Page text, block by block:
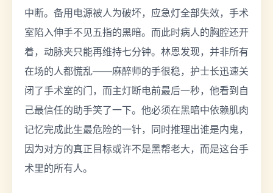
中断。备用电源被人为破坏，应急灯全部失效，手术
室陷入伸手不见五指的黑暗。而此时病人的胸腔还开
着，动脉夹只能再维持七分钟。林恩发现，并非所有
在场的人都慌乱——麻醉师的手很稳，护士长迅速关
闭了手术室的门，而主灯断电前最后一秒，他看到自
己最信任的助手笑了一下。他必须在黑暗中依赖肌肉
记忆完成此生最危险的一针，同时推理出谁是内鬼，
因为对方的真正目标或许不是黑帮老大，而是这台手
术里的所有人。